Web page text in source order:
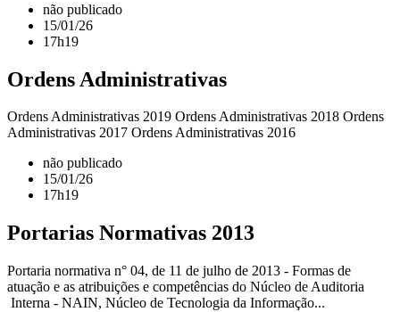
não publicado
15/01/26
17h19
Ordens Administrativas
Ordens Administrativas 2019 Ordens Administrativas 2018 Ordens
Administrativas 2017 Ordens Administrativas 2016
não publicado
15/01/26
17h19
Portarias Normativas 2013
Portaria normativa n° 04, de 11 de julho de 2013 - Formas de
atuação e as atribuições e competências do Núcleo de Auditoria
Interna - NAIN, Núcleo de Tecnologia da Informação...